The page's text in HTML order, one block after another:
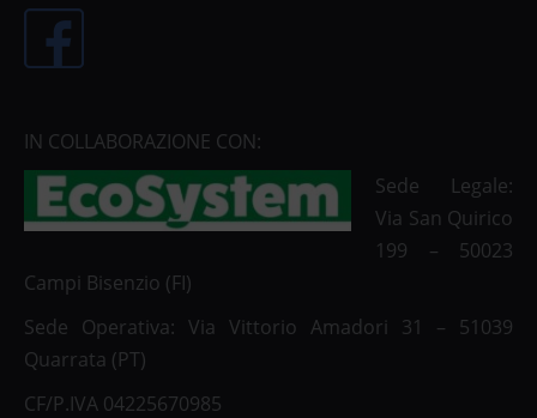
IN COLLABORAZIONE CON:
Sede Legale:
Via San Quirico
199 – 50023
Campi Bisenzio (FI)
Sede Operativa: Via Vittorio Amadori 31 – 51039
Quarrata (PT)
CF/P.IVA 04225670985